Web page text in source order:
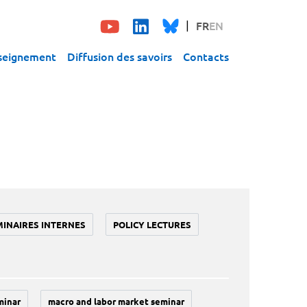
FREN
Diffusion des savoirs Contacts
INTERNES POLICY LECTURES
macro and labor market seminar